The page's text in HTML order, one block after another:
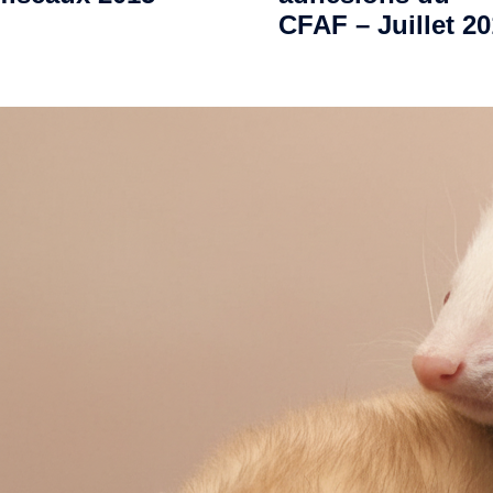
CFAF – Juillet